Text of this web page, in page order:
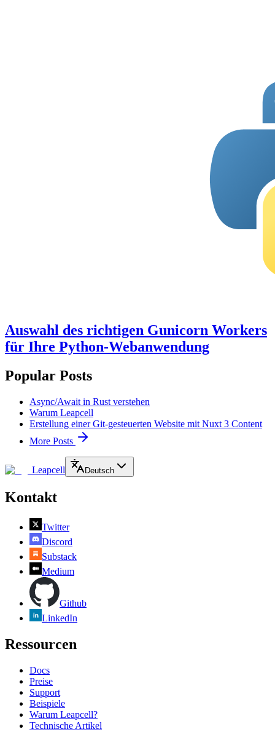
Auswahl des richtigen Gunicorn Workers
für Ihre Python-Webanwendung
Popular Posts
Async/Await in Rust verstehen
Warum Leapcell
Erstellung einer Git-gesteuerten Website mit Nuxt 3 Content
More Posts
Leapcell Deutsch
Kontakt
Twitter
Discord
Substack
Medium
Github
LinkedIn
Ressourcen
Docs
Preise
Support
Beispiele
Warum Leapcell?
Technische Artikel